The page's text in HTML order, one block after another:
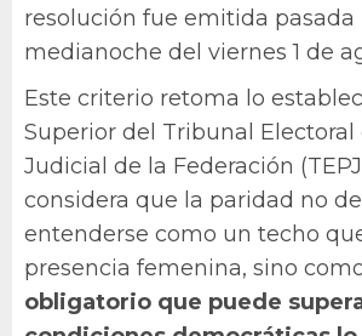
resolución fue emitida pasada
medianoche del viernes 1 de
Este criterio retoma lo
Superior del Tribunal Electoral
Judicial de la Federación
considera que la paridad no
entenderse como un techo
presencia femenina, sino
obligatorio que puede